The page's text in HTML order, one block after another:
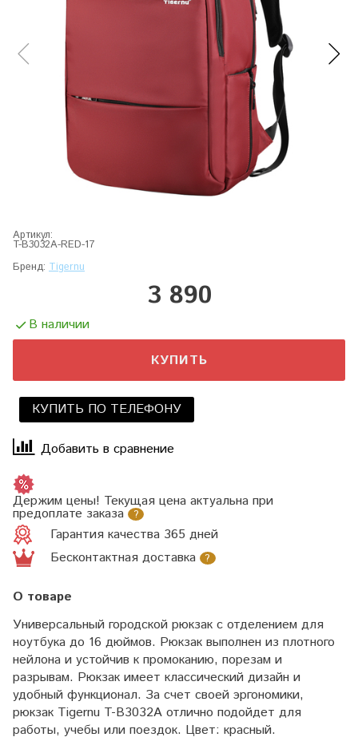
Артикул:
T-B3032A-RED-17
Бренд: Tigernu
3 890
В наличии
КУПИТЬ
КУПИТЬ ПО ТЕЛЕФОНУ
Добавить в сравнение
Держим цены! Текущая цена актуальна при
предоплате заказа ?
Гарантия качества 365 дней
Бесконтактная доставка
?
О товаре
Универсальный городской рюкзак с отделением для
ноутбука до 16 дюймов. Рюкзак выполнен из плотного
нейлона и устойчив к промоканию, порезам и
разрывам. Рюкзак имеет классический дизайн и
удобный функционал. За счет своей эргономики,
рюкзак Tigernu T-B3032A отлично подойдет для
работы, учебы или поездок. Цвет: красный.